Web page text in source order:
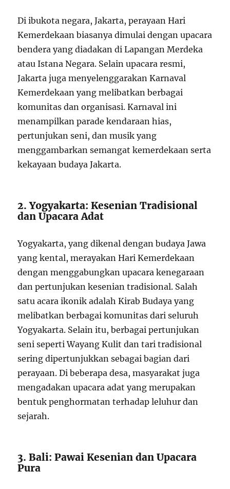
Di ibukota negara, Jakarta, perayaan Hari
Kemerdekaan biasanya dimulai dengan upacara
bendera yang diadakan di Lapangan Merdeka
atau Istana Negara. Selain upacara resmi,
Jakarta juga menyelenggarakan Karnaval
Kemerdekaan yang melibatkan berbagai
komunitas dan organisasi. Karnaval ini
menampilkan parade kendaraan hias,
pertunjukan seni, dan musik yang
menggambarkan semangat kemerdekaan serta
kekayaan budaya Jakarta.
2. Yogyakarta: Kesenian Tradisional
dan Upacara Adat
Yogyakarta, yang dikenal dengan budaya Jawa
yang kental, merayakan Hari Kemerdekaan
dengan menggabungkan upacara kenegaraan
dan pertunjukan kesenian tradisional. Salah
satu acara ikonik adalah Kirab Budaya yang
melibatkan berbagai komunitas dari seluruh
Yogyakarta. Selain itu, berbagai pertunjukan
seni seperti Wayang Kulit dan tari tradisional
sering dipertunjukkan sebagai bagian dari
perayaan. Di beberapa desa, masyarakat juga
mengadakan upacara adat yang merupakan
bentuk penghormatan terhadap leluhur dan
sejarah.
3. Bali: Pawai Kesenian dan Upacara
Pura